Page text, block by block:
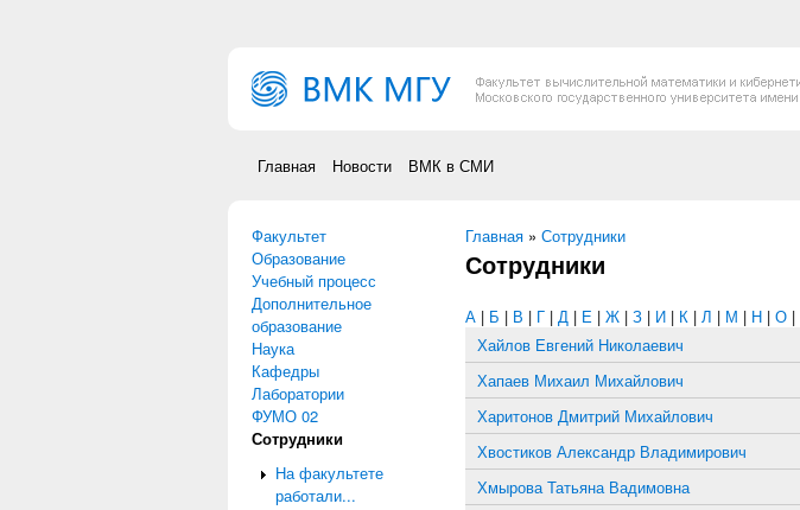
Главная Новости ВМК в СМИ
Факультет
Образование
Учебный процесс
Дополнительное
образование
Наука
Кафедры
Лаборатории
ФУМО 02
Сотрудники
На факультете
работали...
Вы здесь
Главная » Сотрудники
Сотрудники
А | Б | В | Г | Д | Е | Ж | З | И | К | Л | М | Н | О |
Хайлов Евгений Николаевич
Хапаев Михаил Михайлович
Харитонов Дмитрий Михайлович
Хвостиков Александр Владимирович
Хмырова Татьяна Вадимовна